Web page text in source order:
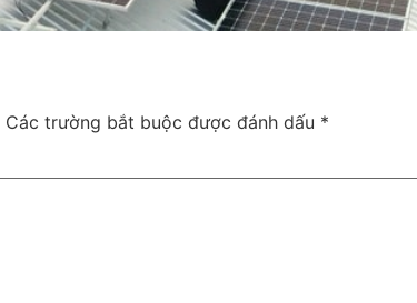
Các trường bắt buộc được đánh dấu *